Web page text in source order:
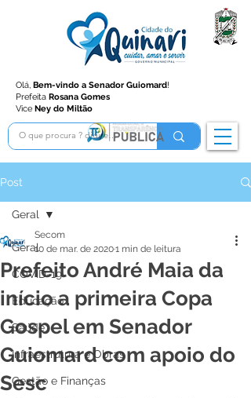
Olá, Bem-vindo a Senador Guiomard!
Prefeita Rosana Gomes
Vice Ney do Miltão
Post
Geral
COVID-19
Educação
Saúde
Infraestrutura e Obras
Gestão e Finanças
Geral
Prefeito André Maia da
início a primeira Copa
Gospel em Senador
Guiomard com apoio do
Sesc
Secom
10 de mar. de 20201 min de leitura